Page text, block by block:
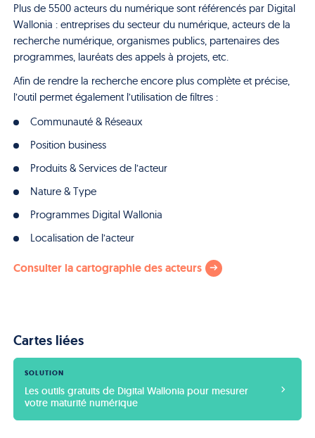
Plus de 5500 acteurs du numérique sont référencés par Digital
Wallonia : entreprises du secteur du numérique, acteurs de la
recherche numérique, organismes publics, partenaires des
programmes, lauréats des appels à projets, etc.
Afin de rendre la recherche encore plus complète et précise,
l’outil permet également l’utilisation de filtres :
Communauté & Réseaux
Position business
Produits & Services de l’acteur
Nature & Type
Programmes Digital Wallonia
Localisation de l’acteur
Consulter la cartographie des acteurs
Cartes liées
SOLUTION
Les outils gratuits de Digital Wallonia pour mesurer
votre maturité numérique